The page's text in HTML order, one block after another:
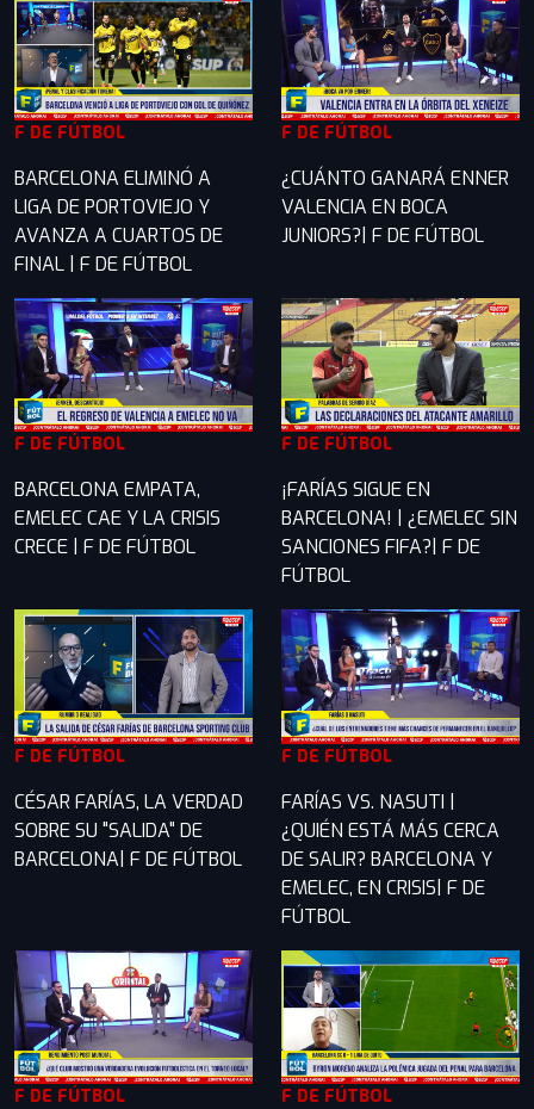
F DE FÚTBOL
BARCELONA ELIMINÓ A
LIGA DE PORTOVIEJO Y
AVANZA A CUARTOS DE
FINAL | F DE FÚTBOL
F DE FÚTBOL
¿CUÁNTO GANARÁ ENNER
VALENCIA EN BOCA
JUNIORS?| F DE FÚTBOL
F DE FÚTBOL
BARCELONA EMPATA,
EMELEC CAE Y LA CRISIS
CRECE | F DE FÚTBOL
F DE FÚTBOL
¡FARÍAS SIGUE EN
BARCELONA! | ¿EMELEC SIN
SANCIONES FIFA?| F DE
FÚTBOL
F DE FÚTBOL
CÉSAR FARÍAS, LA VERDAD
SOBRE SU "SALIDA" DE
BARCELONA| F DE FÚTBOL
F DE FÚTBOL
FARÍAS VS. NASUTI |
¿QUIÉN ESTÁ MÁS CERCA
DE SALIR? BARCELONA Y
EMELEC, EN CRISIS| F DE
FÚTBOL
F DE FÚTBOL F DE FÚTBOL